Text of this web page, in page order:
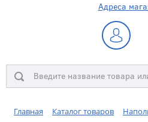
Адреса
Главная Каталог товаров